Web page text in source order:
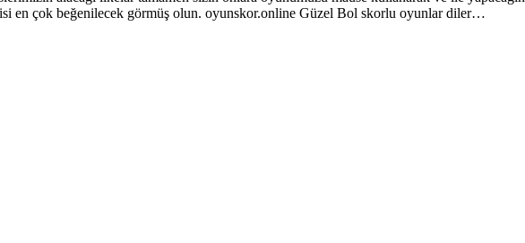
en çok beğenilecek görmüş olun. oyunskor.online Güzel Bol skorlu oyunlar diler…